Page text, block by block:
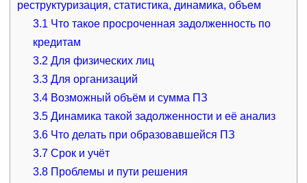
реструктуризация, статистика, динамика, объем
3.1 Что такое просроченная задолженность по
кредитам
3.2 Для физических лиц
3.3 Для организаций
3.4 Возможный объём и сумма ПЗ
3.5 Динамика такой задолженности и её анализ
3.6 Что делать при образовавшейся ПЗ
3.7 Срок и учёт
3.8 Проблемы и пути решения